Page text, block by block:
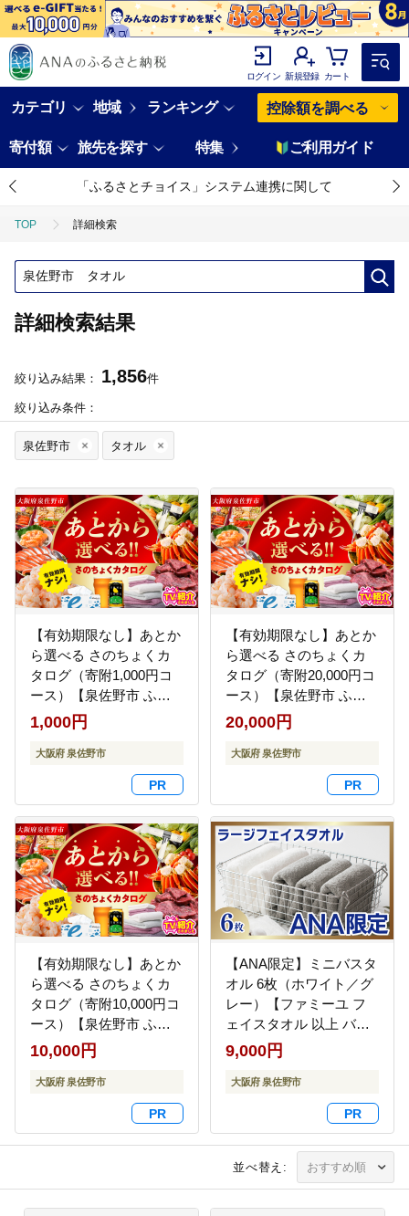
ログイン 新規登録 カート
カテゴリ 地域 ランキング 控除額を調べる
寄付額 旅先を探す 特集 ご利用ガイド
「ふるさとチョイス」システム連携に関して
TOP 詳細検索
詳細検索結果
絞り込み結果： 1,856件
絞り込み条件：
泉佐野市 タオル
【有効期限なし】あとか
ら選べる さのちょくカ
タログ（寄附1,000円コ
ース）【泉佐野市 ふる
さとギフト 4000品以上
高評価 肉 ビール 海鮮 野
菜 定期便 タオル ティッ
シュ 後から カタログギ
フト あとからセレク
ト】 sn020
1,000円
大阪府 泉佐野市
【有効期限なし】あとか
ら選べる さのちょくカ
タログ（寄附20,000円コ
ース）【泉佐野市 ふる
さとギフト 4000品以上
高評価 肉 ビール 海鮮 野
菜 定期便 タオル ティッ
シュ 後から カタログギ
フト あとからセレク
ト】 sn028
20,000円
大阪府 泉佐野市
【有効期限なし】あとか
ら選べる さのちょくカ
タログ（寄附10,000円コ
ース）【泉佐野市 ふる
さとギフト 4000品以上
高評価 肉 ビール 海鮮 野
菜 定期便 タオル ティッ
シュ 後から カタログギ
フト あとからセレク
ト】 sn021
10,000円
大阪府 泉佐野市
【ANA限定】ミニバスタ
オル 6枚（ホワイト／グ
レー）【ファミーユ フ
ェイスタオル 以上 バス
タオル 未満 泉州タオル
吸水 普段使い シンプル
日用品 たおる】 G3979-
9,000円
大阪府 泉佐野市
並べ替え: